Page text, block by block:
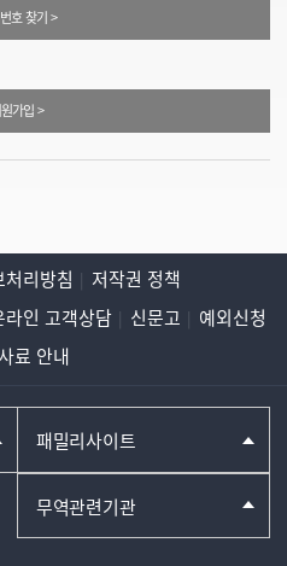
호 찾기 >
가입 >
리방침
저작권 정책
라인 고객상담 신문고
예외신청
료 안내
패밀리사이트
무역관련기관